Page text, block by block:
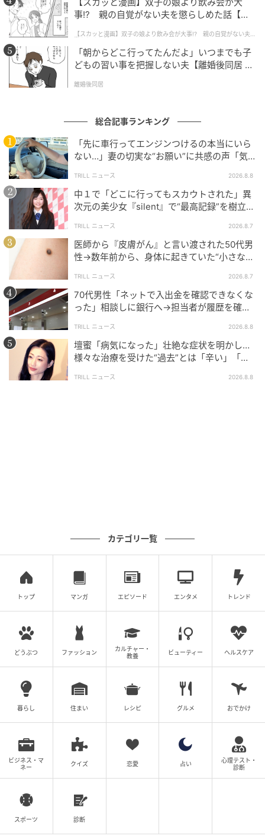
事!? 親の自覚がない夫を懲らしめた話【第1
【スカッと漫画】双子の娘より飲み会が大事!? 親の自覚がない夫を
懲らしめた話
「朝からどこ行ってたんだよ」いつまでも子
どもの習い事を把握しない夫【離婚後同居 Vo
離婚後同居
総合記事ランキング
「先に車行ってエンジンつけるの本当にいら
ない…」妻の切実な“お願い”に共感の声「気
TRILL ニュース 2026.8.8
中１で「どこに行ってもスカウトされた」異
次元の美少女『silent』で“最高記録”を樹立し
TRILL ニュース 2026.8.7
医師から『皮膚がん』と言い渡された50代男
性→数年前から、身体に起きていた“小さな異
TRILL ニュース 2026.8.7
70代男性「ネットで入出金を確認できなくな
った」相談しに銀行へ→担当者が履歴を確認
TRILL ニュース 2026.8.8
壇蜜「病気になった」壮絶な症状を明かし…
様々な治療を受けた“過去”とは「辛い」「苦
TRILL ニュース 2026.8.8
カテゴリ一覧
トップ マンガ エピソード エンタメ トレンド
どうぶつ ファッション
カルチャー・
教養
ビューティー ヘルスケア
暮らし 住まい レシピ グルメ おでかけ
ビジネス・マ
ネー
クイズ 恋愛 占い
心理テスト・
診断
スポーツ 診断